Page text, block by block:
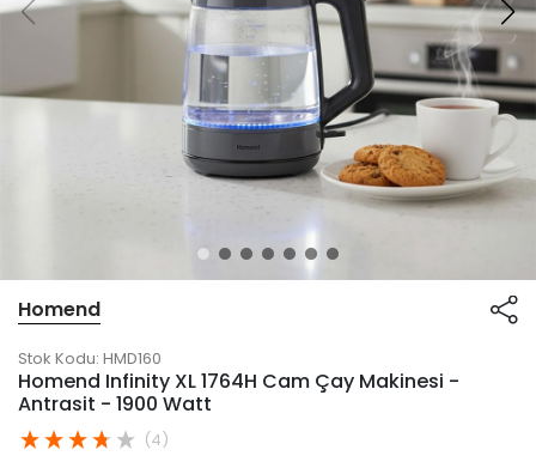
Homend
Stok Kodu: HMD160
Homend Infinity XL 1764H Cam Çay Makinesi -
Antrasit - 1900 Watt
(4)